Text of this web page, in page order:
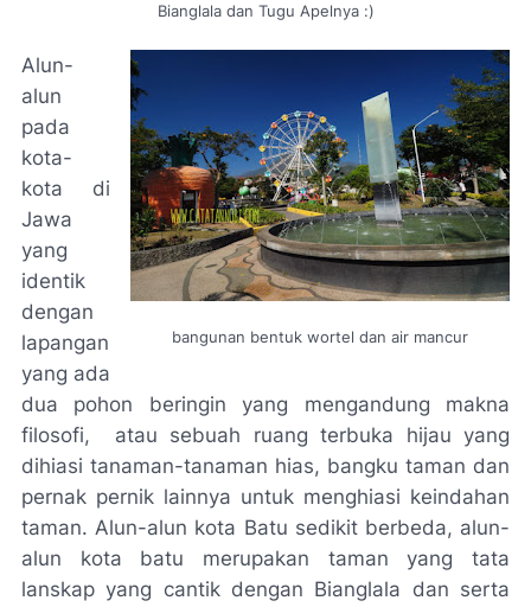
Bianglala dan Tugu Apelnya :)
bangunan bentuk wortel dan air mancur
Alun-
alun
pada
kota-
kota di
Jawa
yang
identik
dengan
lapangan
yang ada
dua pohon beringin yang mengandung makna
filosofi, atau sebuah ruang terbuka hijau yang
dihiasi tanaman-tanaman hias, bangku taman dan
pernak pernik lainnya untuk menghiasi keindahan
taman. Alun-alun kota Batu sedikit berbeda, alun-
alun kota batu merupakan taman yang tata
lanskap yang cantik dengan Bianglala dan serta